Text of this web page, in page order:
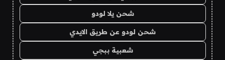
شحن يلا لودو
شحن لودو عن طريق الايدي
شعبية ببجي